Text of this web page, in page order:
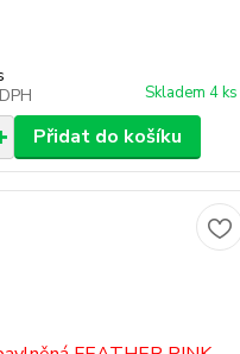
Skladem 4 ks
Přidat do košíku